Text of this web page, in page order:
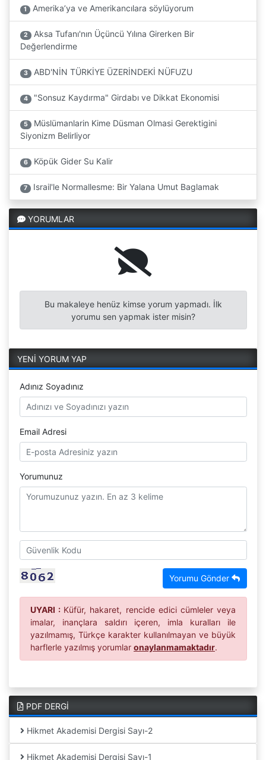
1 Amerika’ya ve Amerikancılara söylüyorum
2
Aksa Tufanı'nın Üçüncü Yılına Girerken Bir
Değerlendirme
3 ABD'NİN TÜRKİYE ÜZERİNDEKİ NÜFUZU
4 "Sonsuz Kaydırma" Girdabı ve Dikkat Ekonomisi
5
Müslümanlarin Kime Düsman Olmasi Gerektigini
Siyonizm Belirliyor
6 Köpük Gider Su Kalir
7 Israil'le Normallesme: Bir Yalana Umut Baglamak
YORUMLAR
Bu makaleye henüz kimse yorum yapmadı. İlk
yorumu sen yapmak ister misin?
YENİ YORUM YAP
Adınız Soyadınız
Email Adresi
Yorumunuz
Yorumu Gönder
UYARI : Küfür, hakaret, rencide edici cümleler veya
imalar, inançlara saldırı içeren, imla kuralları ile
yazılmamış, Türkçe karakter kullanılmayan ve büyük
harflerle yazılmış yorumlar onaylanmamaktadır.
PDF DERGİ
Hikmet Akademisi Dergisi Sayı-2
Hikmet Akademisi Dergisi Sayı-1